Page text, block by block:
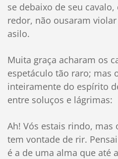
se debaixo de seu
redor, não ousaram
asilo.
Muita graça acharam os
espetáculo tão raro; mas
inteiramente do espírito
entre soluços e lágrimas:
Ah! Vós estais rindo,
tem vontade de rir.
é a de uma alma que até